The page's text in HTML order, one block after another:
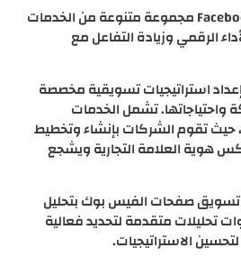
تقدم شركات تسويق Facebook مجموعة متنوعة من الخدمات
الرقمي وزيادة التفاعل مع
استراتيجيات تسويقية مخصصة
تشمل الخدمات
حيث تقوم الشركات بإنشاء وتخطيط
هوية العلامة التجارية ويشجع
صفحات الفيس بوك بتحليل
تحليلات متقدمة لتحديد فعالية
الاستراتيجيات.